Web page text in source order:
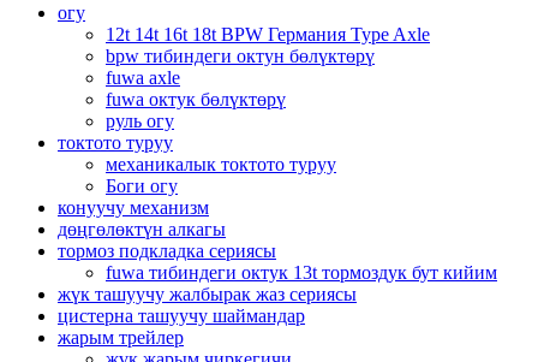
огу
12t 14t 16t 18t BPW Германия Type Axle
bpw тибиндеги октун бөлүктөрү
fuwa axle
fuwa октук бөлүктөрү
руль огу
токтото туруу
механикалык токтото туруу
Боги огу
конуучу механизм
дөңгөлөктүн алкагы
тормоз подкладка сериясы
fuwa тибиндеги октук 13t тормоздук бут кийим
жүк ташуучу жалбырак жаз сериясы
цистерна ташуучу шаймандар
жарым трейлер